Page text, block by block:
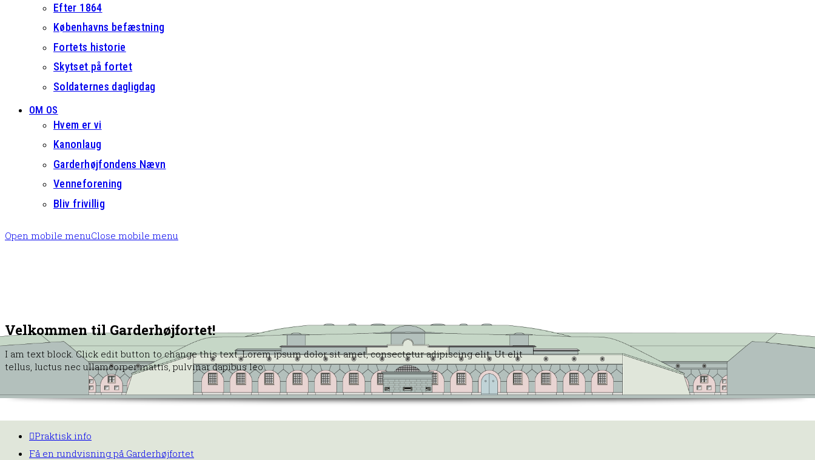
Efter 1864
Københavns befæstning
Fortets historie
Skytset på fortet
Soldaternes dagligdag
OM OS
Hvem er vi
Kanonlaug
Garderhøjfondens Nævn
Venneforening
Bliv frivillig
Open mobile menuClose mobile menu
Velkommen til Garderhøjfortet!
I am text block. Click edit button to change this text. Lorem ipsum dolor sit amet, consectetur adipiscing elit. Ut elit
tellus, luctus nec ullamcorper mattis, pulvinar dapibus leo.
Praktisk info
Få en rundvisning på Garderhøjfortet